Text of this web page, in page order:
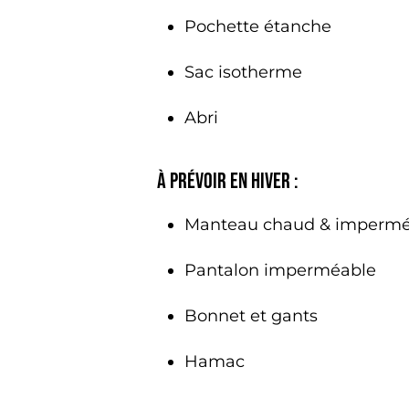
Pochette étanche
Sac isotherme
Abri
À PRÉVOIR EN HIVER :
Manteau chaud &
Pantalon imperméable
Bonnet et gants
Hamac